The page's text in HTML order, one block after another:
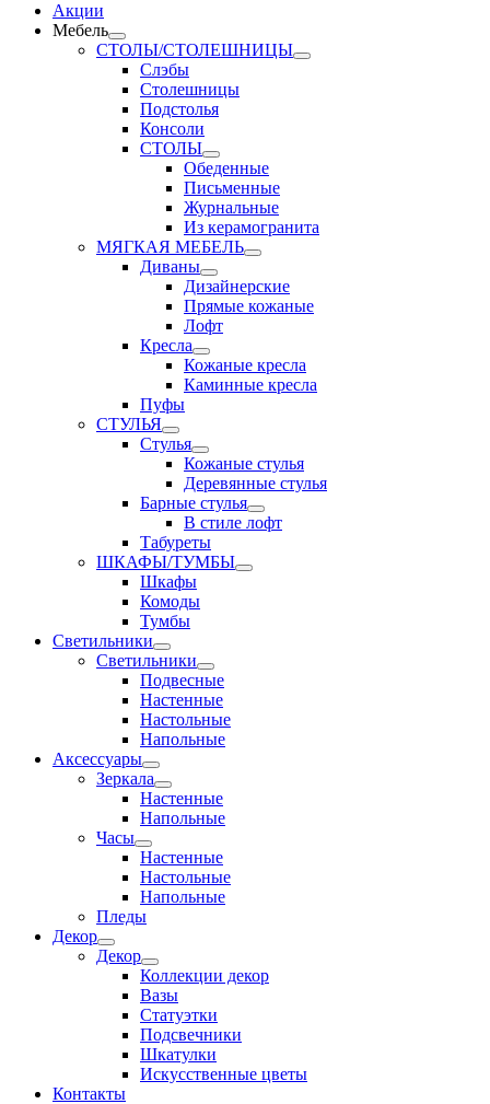
Акции
Мебель
СТОЛЫ/СТОЛЕШНИЦЫ
Слэбы
Столешницы
Подстолья
Консоли
СТОЛЫ
Обеденные
Письменные
Журнальные
Из керамогранита
МЯГКАЯ МЕБЕЛЬ
Диваны
Дизайнерские
Прямые кожаные
Лофт
Кресла
Кожаные кресла
Каминные кресла
Пуфы
СТУЛЬЯ
Стулья
Кожаные стулья
Деревянные стулья
Барные стулья
В стиле лофт
Табуреты
ШКАФЫ/ТУМБЫ
Шкафы
Комоды
Тумбы
Светильники
Светильники
Подвесные
Настенные
Настольные
Напольные
Аксессуары
Зеркала
Настенные
Напольные
Часы
Настенные
Настольные
Напольные
Пледы
Декор
Декор
Коллекции декор
Вазы
Статуэтки
Подсвечники
Шкатулки
Искусственные цветы
Контакты